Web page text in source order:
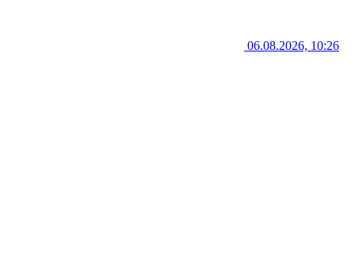
06.08.2026, 10:26